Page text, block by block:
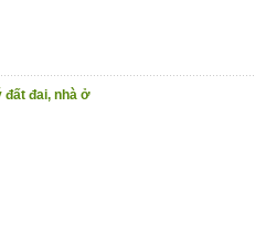
đất đai, nhà ở